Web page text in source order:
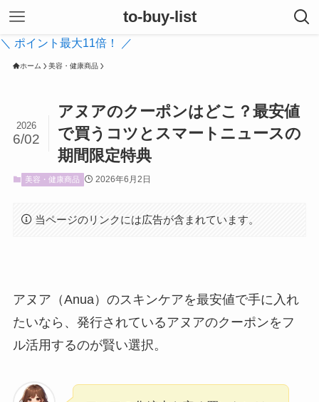
to-buy-list
＼ ポイント最大11倍！ ／
ホーム 美容・健康商品
アヌアのクーポンはどこ？最安値
で買うコツとスマートニュースの
期間限定特典
2026
6/02
美容・健康商品 2026年6月2日
当ページのリンクには広告が含まれています。
アヌア（Anua）のスキンケアを最安値で手に入れ
たいなら、発行されているアヌアのクーポンをフ
ル活用するのが賢い選択。